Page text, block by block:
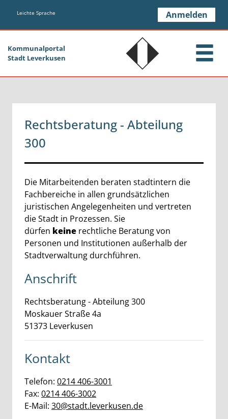
Zum Hauptinhalt springen
Leichte Sprache Anmelden
Kommunalportal
Stadt Leverkusen
Rechtsberatung - Abteilung
300
Beschreibung
Die Mitarbeitenden beraten stadtintern die
Fachbereiche in allen grundsätzlichen
juristischen Angelegenheiten und vertreten
die Stadt in Prozessen. Sie
dürfen keine rechtliche Beratung von
Personen und Institutionen außerhalb der
Stadtverwaltung durchführen.
Anschrift
Rechtsberatung - Abteilung 300
Moskauer Straße4a
51373 Leverkusen
Kontakt
Telefon: 0214 406-3001
Fax: 0214 406-3002
E-Mail: 30@stadt.leverkusen.de